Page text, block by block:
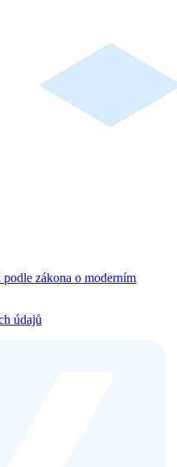
podle zákona o moderním
údajů